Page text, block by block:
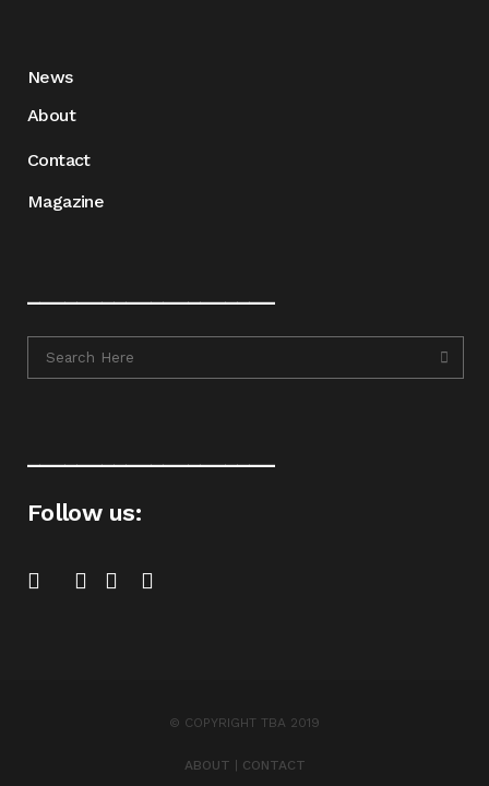
News
About
Contact
Magazine
Follow us:
© COPYRIGHT TBA 2019
ABOUT CONTACT